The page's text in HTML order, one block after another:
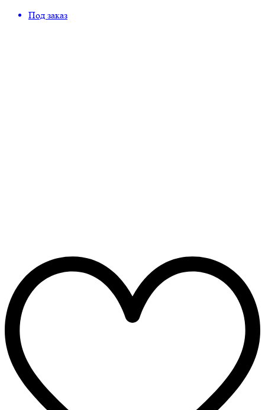
Под заказ